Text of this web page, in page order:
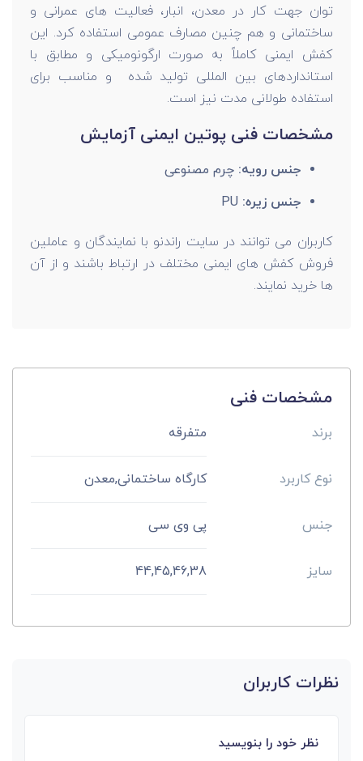
توان جهت کار در معدن، انبار، فعالیت های عمرانی و
ساختمانی و هم چنین مصارف عمومی استفاده کرد. این
کفش ایمنی کاملاً‌ به صورت ارگونومیکی و مطابق با
استانداردهای بین المللی تولید شده و مناسب برای
استفاده طولانی مدت نیز است.
مشخصات فنی پوتین ایمنی آزمایش
جنس رویه:چرم مصنوعی
جنس زیره: PU
کاربران می توانند در سایت راندنو با نمایندگان و عاملین
فروش کفش های ایمنی مختلف در ارتباط باشند و از آن
ها خرید نمایند.
مشخصات فنی
برند متفرقه
نوع کاربرد کارگاه ساختمانی,معدن
جنس پی وی سی
سایز 44,45,46,38
نظرات کاربران
نظر خود را بنویسید